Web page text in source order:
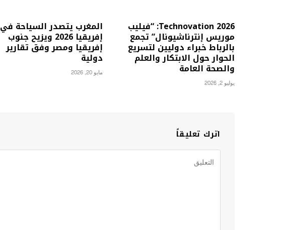
2026 Technovation: “فيليب
موريس إنترناشيونال” تجمع
بالرباط خبراء دوليين لتسريع
الحوار حول الابتكار والعلم
والصحة العامة
يوليو 2, 2026
المغرب يتصدر السياحة في
إفريقيا 2026 ويزيح جنوب
إفريقيا ومصر وفق تقارير
دولية
مايو 20, 2026
اترك تعليقاً